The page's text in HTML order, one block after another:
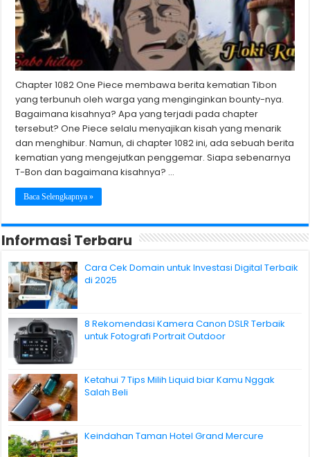
Chapter 1082 One Piece membawa berita kematian Tibon
yang terbunuh oleh warga yang menginginkan bounty-nya.
Bagaimana kisahnya? Apa yang terjadi pada chapter
tersebut? One Piece selalu menyajikan kisah yang menarik
dan menghibur. Namun, di chapter 1082 ini, ada sebuah berita
kematian yang mengejutkan penggemar. Siapa sebenarnya
T-Bon dan bagaimana kisahnya? …
Baca Selengkapnya »
Informasi Terbaru
Cara Cek Domain untuk Investasi Digital Terbaik
di 2025
8 Rekomendasi Kamera Canon DSLR Terbaik
untuk Fotografi Portrait Outdoor
Ketahui 7 Tips Milih Liquid biar Kamu Nggak
Salah Beli
Keindahan Taman Hotel Grand Mercure